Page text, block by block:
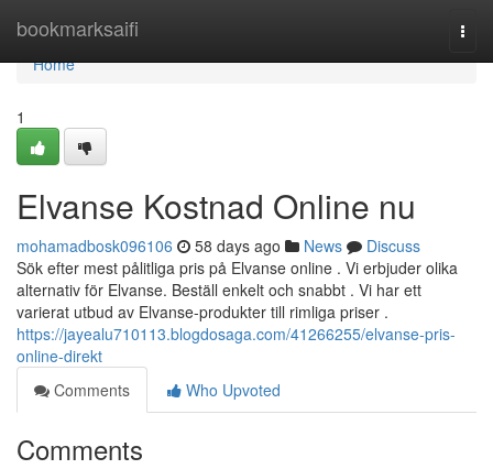
bookmarksaifi
Home
Home
1
Elvanse Kostnad Online nu
mohamadbosk096106 58 days ago News
Discuss
Sök efter mest pålitliga pris på Elvanse online . Vi erbjuder olika
alternativ för Elvanse. Beställ enkelt och snabbt . Vi har ett
varierat utbud av Elvanse-produkter till rimliga priser .
https://jayealu710113.blogdosaga.com/41266255/elvanse-pris-
online-direkt
Comments
Who Upvoted
Comments